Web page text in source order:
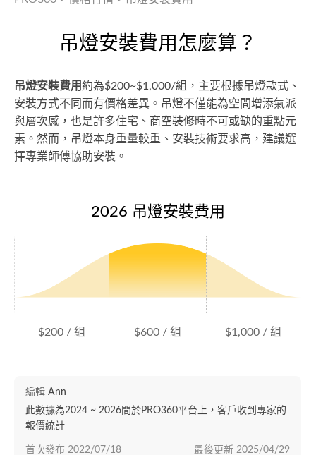
吊燈安裝費用怎麼算？
吊燈安裝費用約為$200~$1,000/組，主要根據吊燈款式、
安裝方式不同而有價格差異。吊燈不僅能為空間增添氣派
與層次感，也是許多住宅、商空裝修時不可或缺的重點元
素。然而，吊燈本身重量較重、安裝技術要求高，建議選
擇專業師傅協助安裝。
2026 吊燈安裝費用
$200 / 組 $600 / 組 $1,000 / 組
編輯 Ann
此數據為2024 ~ 2026間於PRO360平台上，客戶收到專家的
報價統計
最後更新 2025/04/29
首次發布 2022/07/18